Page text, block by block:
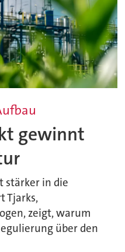
gewinnt
stärker in die
Tjarks,
zeigt, warum
über den